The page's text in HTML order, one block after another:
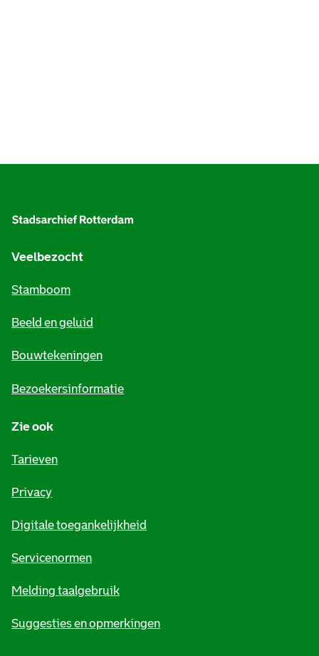
Veelbezocht
Stamboom
Beeld en geluid
Bouwtekeningen
Bezoekersinformatie
Zie ook
Tarieven
Privacy
Digitale toegankelijkheid
Servicenormen
Melding taalgebruik
Suggesties en opmerkingen